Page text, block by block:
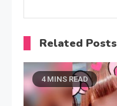
Related Posts
4 MINS READ